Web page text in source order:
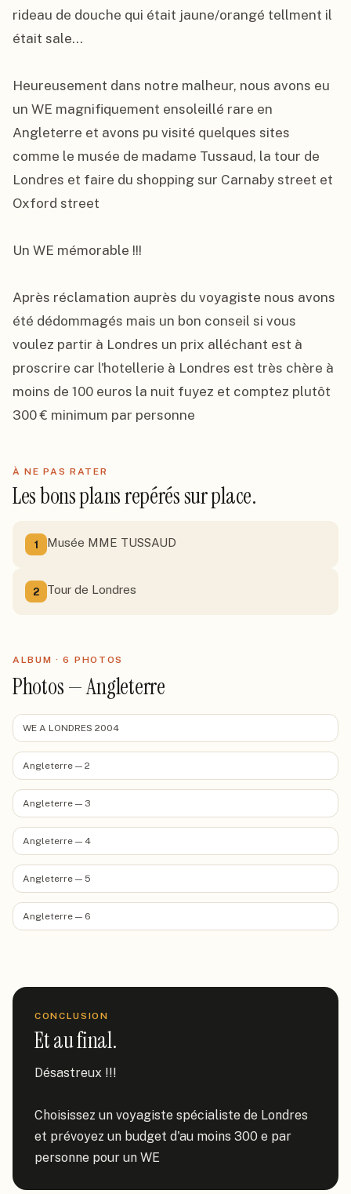
rideau de douche qui était jaune/orangé tellment il
était sale...
Heureusement dans notre malheur, nous avons eu
un WE magnifiquement ensoleillé rare en
Angleterre et avons pu visité quelques sites
comme le musée de madame Tussaud, la tour de
Londres et faire du shopping sur Carnaby street et
Oxford street
Un WE mémorable !!!
Après réclamation auprès du voyagiste nous avons
été dédommagés mais un bon conseil si vous
voulez partir à Londres un prix alléchant est à
proscrire car l'hotellerie à Londres est très chère à
moins de 100 euros la nuit fuyez et comptez plutôt
300 € minimum par personne
À NE PAS RATER
Les bons plans repérés sur place.
1 Musée MME TUSSAUD
2 Tour de Londres
ALBUM ·6 PHOTOS
Photos — Angleterre
WE A LONDRES 2004
Angleterre — 2
Angleterre — 3
Angleterre — 4
Angleterre — 5
Angleterre — 6
CONCLUSION
Et au final.
Désastreux !!!
Choisissez un voyagiste spécialiste de Londres
et prévoyez un budget d'au moins 300 e par
personne pour un WE